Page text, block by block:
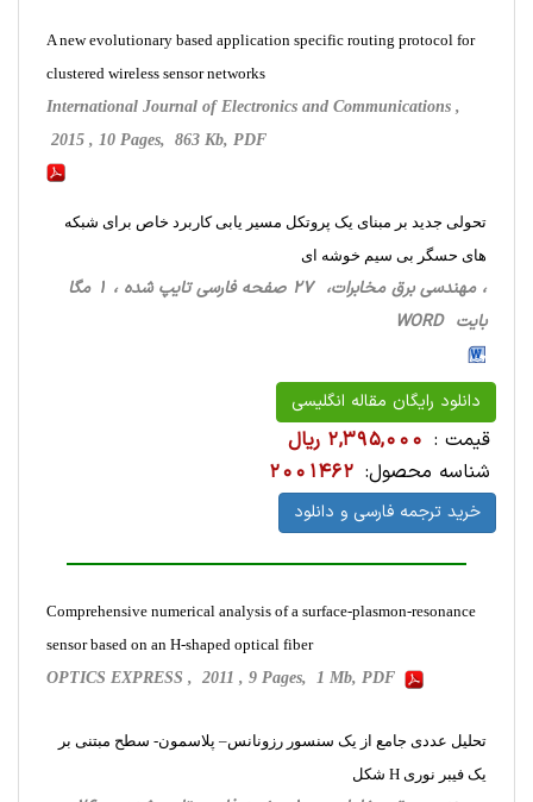
A new evolutionary based application specific routing protocol for
clustered wireless sensor networks
International Journal of Electronics and Communications ,
2015 , 10 Pages, 863 Kb, PDF
تحولی جدید بر مبنای یک پروتکل مسیر یابی کاربرد خاص برای شبکه
های حسگر بی سیم خوشه ای
، مهندسی برق مخابرات، 27 صفحه فارسی تایپ شده ، 1 مگا
بایت WORD
دانلود رایگان مقاله انگلیسی
قیمت : 2,395,000 ریال
شناسه محصول: 2001462
خرید ترجمه فارسی و دانلود
Comprehensive numerical analysis of a surface-plasmon-resonance
sensor based on an H-shaped optical fiber
OPTICS EXPRESS , 2011 , 9 Pages, 1 Mb, PDF
تحلیل عددی جامع از یک سنسور رزونانس– پلاسمون- سطح مبتنی بر
یک فیبر نوری H شکل